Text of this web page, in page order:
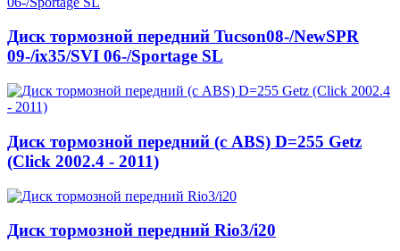
Диск тормозной передний Tucson08-/NewSPR
09-/ix35/SVI 06-/Sportage SL
Диск тормозной передний (с ABS) D=255 Getz
(Click 2002.4 - 2011)
Диск тормозной передний Rio3/i20